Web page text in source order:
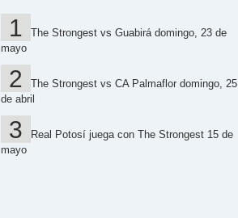
The Strongest vs Guabirá domingo, 23 de
mayo
The Strongest vs CA Palmaflor domingo, 25
de abril
Real Potosí juega con The Strongest 15 de
mayo